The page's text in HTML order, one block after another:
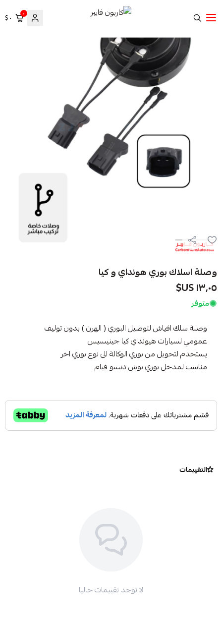
٠ ٠ $
وصلة اسلاك بوري هونداي و كيا
١٣٫٠٥ US$
متوفر
وصلة سلك افياش لتوصيل البوري ( الهرن ) بدون توليف
عمومي لسيارات هيونداي كيا جينيسيس
يستخدم لتحويل من بوري الوكالة الى نوع بوري اخر
مناسب لمدخل بوري بوش دنسو فيام
التقييمات
لا توجد تقييمات حاليا